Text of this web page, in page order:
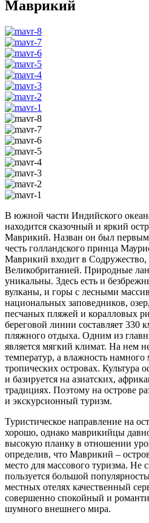
Маврикий
В южной части Индийского
находится сказочный и яркий
Маврикий. Назван он был
честь голландского принца
Маврикий входит в Содружество,
Великобританией. Природные
уникальны. Здесь есть и
вулканы, и горы с лесными
национальных заповедников,
песчаных пляжей и коралловых
береговой линии составляет 330
пляжного отдыха. Одним из
является мягкий климат. На нем
температур, а влажность
тропических островах. Культура
и базируется на азиатских,
традициях. Поэтому на острове
и экскурсионный туризм.
Туристическое направление на
хорошо, однако маврикийцы
высокую планку в отношении
определив, что Маврикий –
место для массового туризма. Не
пользуется большой
местных отелях качественный
совершенно спокойный и
шумного внешнего мира.